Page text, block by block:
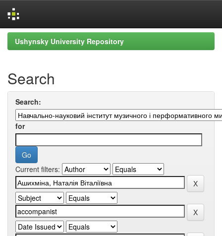
Skip
navigation
Ushynsky University Repository
Search
Search:
for
Current filters: